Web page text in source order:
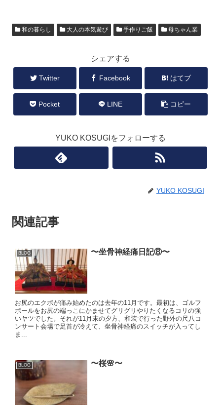
和の暮らし 大人の本気遊び 手作りご飯 母ちゃん業
シェアする
Twitter Facebook はてブ
Pocket LINE コピー
YUKO KOSUGIをフォローする
YUKO KOSUGI
関連記事
BLOG 〜坐骨神経痛日記⑧〜
お尻のエクボが痛み始めたのは去年の11月です。最初は、ゴルフ
ボールをお尻の端っこにかませてグリグリやりたくなるコリの強
いヤツでした。それが11月末の夕方、和装で行った野外の尺八コ
ンサート会場で足首が冷えて、坐骨神経痛のスイッチが入ってし
ま...
BLOG 〜桜🌸〜